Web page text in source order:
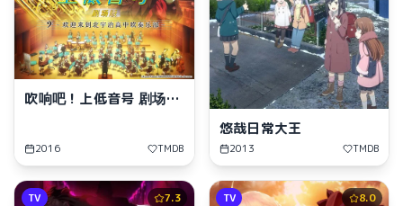
吹响吧！上低音号 剧场
2016 TMDB
悠哉日常大王
2013 TMDB
7.3
TV 8.0
TV